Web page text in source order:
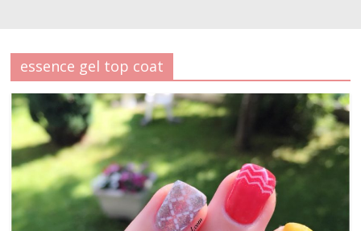
essence gel top coat